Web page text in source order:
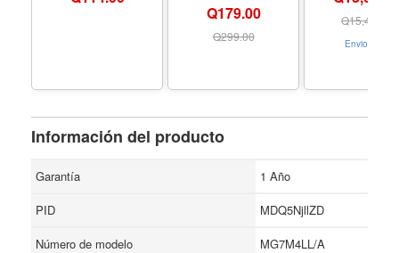
(Mini_Stick) (1 Count
Q179.00
Q299.00
la memoria
Q15,489.00
Envio Gratis
Información del producto
Garantía
1 Año
PID
MDQ5NjllZD
Número de modelo
MG7M4LL/A